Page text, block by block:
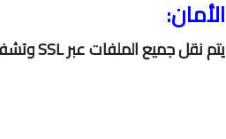
الأمان:
يتم نقل جميع الملفات عبر SSL وتشفيرها باستخدام AES-256 (تستخدم البنوك هذا أيضًا)